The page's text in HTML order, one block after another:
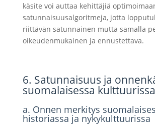
käsite voi auttaa kehittäjiä
satunnaisuusalgoritmeja, jotta
riittävän satunnainen mutta samalla
oikeudenmukainen ja ennustettava.
6. Satunnaisuus ja
suomalaisessa kulttuurissa
a. Onnen merkitys
historiassa ja nykykulttuurissa